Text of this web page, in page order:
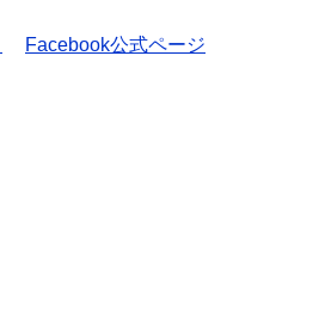
Facebook公式ページ